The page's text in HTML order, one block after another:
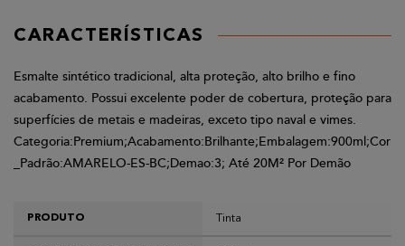
CARACTERÍSTICAS
Esmalte sintético tradicional, alta proteção, alto brilho e fino
acabamento. Possui excelente poder de cobertura, proteção para
superfícies de metais e madeiras, exceto tipo naval e vimes.
Categoria:Premium;Acabamento:Brilhante;Embalagem:900ml;Cor
_Padrão:AMARELO-ES-BC;Demao:3; Até 20M² Por Demão
PRODUTO Tinta